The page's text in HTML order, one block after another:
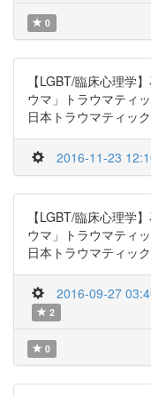
0
【LGBT/臨床心理学
ウマ」トラウマティ
日本トラウマティッ
2016-11-23
【LGBT/臨床心理学
ウマ」トラウマティ
日本トラウマティッ
2016-09-27
2
0